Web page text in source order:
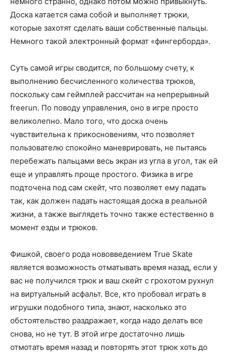
Доска катается сама собой и выполняет трюки,
которые захотят сделать ваши собственные пальцы.
Немного такой электронный формат «фингерборда».
Суть самой игры сводится, по большому счету, к
выполнению бесчисленного количества трюков,
поскольку сам геймплей рассчитан на непрерывный
freerun. По поводу управления, оно в игре просто
великолепно. Мало того, что доска очень
чувствительна к прикосновениям, что позволяет
пользователю спокойно маневрировать, не пытаясь
перебежать пальцами весь экран из угла в угол, так ей
еще и управлять проще простого. Физика в игре
подточена под сам скейт, что позволяет ему падать
так, как должен падать настоящая доска в реальной
жизни, а также выглядеть точно также естественно в
момент езды и трюков.
Фишкой, своего рода нововведением True Skate
является возможность отматывать время назад, если у
вас не получился трюк и ваш скейт с грохотом рухнул
на виртуальный асфальт. Все, кто пробовал играть в
игрушки подобного типа, знают, насколько это
обстоятельство раздражает, когда надо делать все
снова, но не тут. В этой игре достаточно лишь
отмотать время назад и повторять этот трюк хоть до